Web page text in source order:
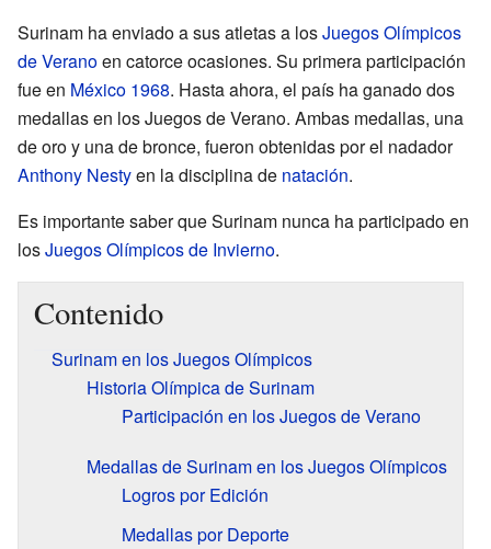
Surinam ha enviado a sus atletas a losJuegos Olímpicos
de Veranoen catorce ocasiones. Su primera participación
fue en México 1968. Hasta ahora, el país ha ganado dos
medallas en los Juegos de Verano. Ambas medallas, una
de oro y una de bronce, fueron obtenidas por el nadador
Anthony Nestyen la disciplina de natación.
Es importante saber que Surinam nunca ha participado en
losJuegos Olímpicos de Invierno.
Contenido
Surinam en los Juegos Olímpicos
Historia Olímpica de Surinam
Participación en los Juegos de Verano
Medallas de Surinam en los Juegos Olímpicos
Logros por Edición
Medallas por Deporte